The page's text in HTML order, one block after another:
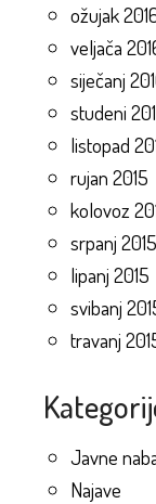
ožujak
veljača
siječanj
studeni
listopad
rujan 2015
kolovoz
srpanj 2015
lipanj 2015
svibanj
travanj
Javne
Najave